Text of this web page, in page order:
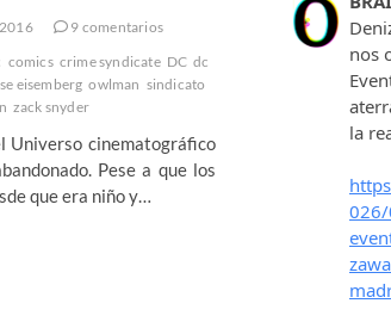
9 comentarios
comics crime syndicate DC dc
eisemberg owlman sindicato
zack snyder
Universo cinematográfico
Pese a que los
que era niño y…